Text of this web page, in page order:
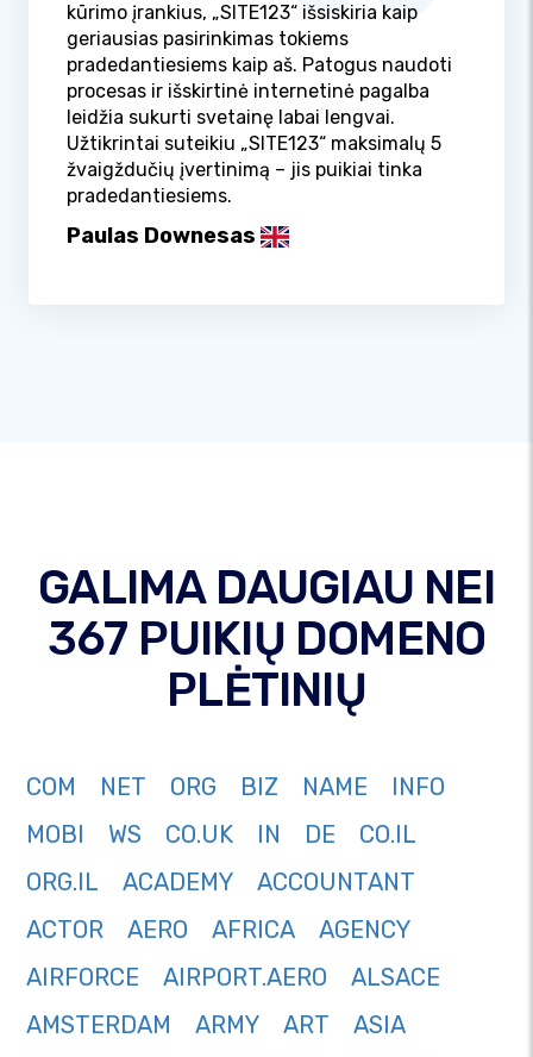
kūrimo įrankius, „SITE123“ išsiskiria kaip
geriausias pasirinkimas tokiems
pradedantiesiems kaip aš. Patogus naudoti
procesas ir išskirtinė internetinė pagalba
leidžia sukurti svetainę labai lengvai.
Užtikrintai suteikiu „SITE123“ maksimalų 5
žvaigždučių įvertinimą – jis puikiai tinka
pradedantiesiems.
Paulas Downesas
GALIMA DAUGIAU NEI
367 PUIKIŲ DOMENO
PLĖTINIŲ
COM NET ORG BIZ NAME
INFO
MOBI
WS CO.UK IN DE
CO.IL
ORG.IL
ACADEMY
ACCOUNTANT
ACTOR
AERO AFRICA
AGENCY
AIRFORCE
AIRPORT.AERO
ALSACE
AMSTERDAM
ARMY ART
ASIA